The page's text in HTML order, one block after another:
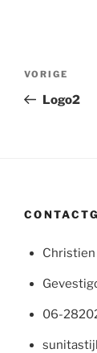
Vorig
bericht
VORIGE
Logo2
Christien
06-